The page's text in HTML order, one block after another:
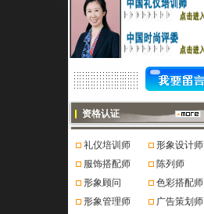
资格认证
礼仪培训师
形象设计师
服饰搭配师
陈列师
形象顾问
色彩搭配师
形象管理师
广告策划师